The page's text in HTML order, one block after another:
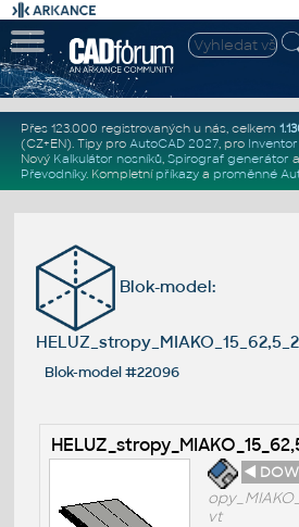
Přes 123.000 registrovaných u nás, celkem
(CZ+EN). Tipy pro AutoCAD 2027, pro
Nový Kalkulátor nosníků, Spirograf generátor a
Převodníky. Kompletní příkazya proměnné
Blok-model:
Blok-model #22096
◄
vt